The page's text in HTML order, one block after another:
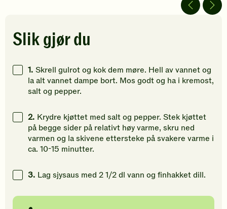
Klikk
for
gi
din
vurdering.
denne
oppskriften.
5
din
Slik gjør du
1. Skrell gulrot og kok dem møre. Hell av vannet og
la alt vannet dampe bort. Mos godt og ha i kremost,
salt og pepper.
2. Krydre kjøttet med salt og pepper. Stek kjøttet
på begge sider på relativt høy varme, skru ned
varmen og la skivene ettersteke på svakere varme i
ca. 10-­15 minutter.
3. Lag sjysaus med 2 1/2 dl vann og finhakket dill.